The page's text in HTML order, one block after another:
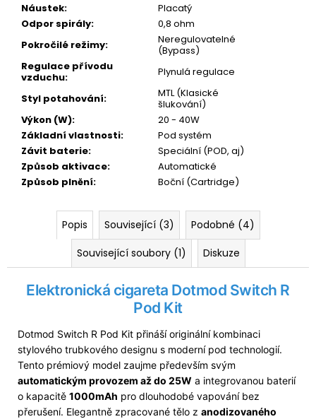
Náustek:
Placatý
Odpor spirály:
0,8 ohm
Pokročilé režimy:
Neregulovatelné
(Bypass)
Regulace přívodu
vzduchu:
Plynulá regulace
Styl potahování:
MTL (Klasické
šlukování)
Výkon (W):
20 - 40W
Základní vlastnosti:
Pod systém
Závit baterie:
Speciální (POD, aj)
Způsob aktivace:
Automatické
Způsob plnění: Boční (Cartridge)
Popis Související (3)
Podobné (4)
Související soubory (1)
Diskuze
Elektronická cigareta Dotmod Switch R
Pod Kit
Dotmod Switch R Pod Kit přináší originální kombinaci
stylového trubkového designu s moderní pod technologií.
Tento prémiový model zaujme především svým
automatickým provozem až do 25W a integrovanou baterií
o kapacitě 1000mAh pro dlouhodobé vapování bez
přerušení. Elegantně zpracované tělo z anodizovaného